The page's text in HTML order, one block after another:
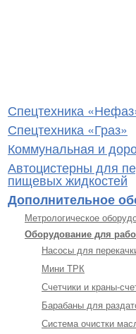
Спецтехника
Спецтехника «Граз»
Коммунальная и
Автоцистерны для
пищевых жидкостей
Дополнительное
Метрологическое
Оборудование для
Насосы для
Мини ТРК
Счетчики и краны-
Барабаны для
Система очистки